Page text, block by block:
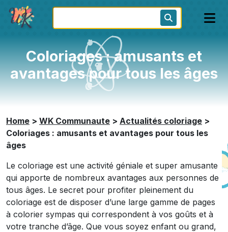
Coloriages : amusants et
avantages pour tous les âges
Home > WK Communaute > Actualités coloriage >
Coloriages : amusants et avantages pour tous les
âges
Le coloriage est une activité géniale et super amusante
qui apporte de nombreux avantages aux personnes de
tous âges. Le secret pour profiter pleinement du
coloriage est de disposer d’une large gamme de pages
à colorier sympas qui correspondent à vos goûts et à
votre tranche d’âge. Que vous soyez enfant ou grand,